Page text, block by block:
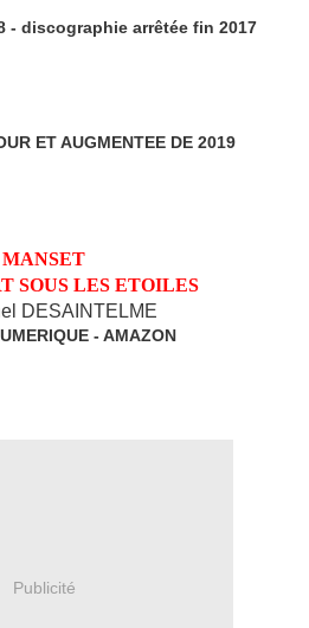
- discographie arrêtée fin 2017
ET AUGMENTEE DE 2019
MANSET
SOUS LES ETOILES
DESAINTELME
- AMAZON
Publicité